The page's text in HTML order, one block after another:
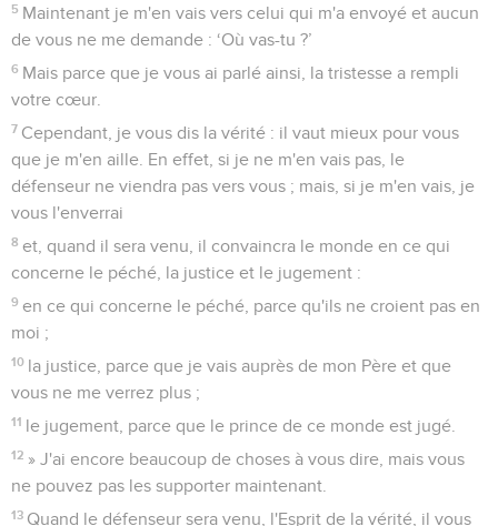
5 Maintenant je m'en vais vers celui qui m'a envoyé et aucun
de vous ne me demande : ‘Où vas-tu ?’
6 Mais parce que je vous ai parlé ainsi, la tristesse a rempli
votre cœur.
7 Cependant, je vous dis la vérité : il vaut mieux pour vous
que je m'en aille. En effet, si je ne m'en vais pas, le
défenseur ne viendra pas vers vous ; mais, si je m'en vais, je
vous l'enverrai
8 et, quand il sera venu, il convaincra le monde en ce qui
concerne le péché, la justice et le jugement :
9 en ce qui concerne le péché, parce qu'ils ne croient pas en
moi ;
10 la justice, parce que je vais auprès de mon Père et que
vous ne me verrez plus ;
11 le jugement, parce que le prince de ce monde est jugé.
12 » J'ai encore beaucoup de choses à vous dire, mais vous
ne pouvez pas les supporter maintenant.
13 Quand le défenseur sera venu, l'Esprit de la vérité, il vous